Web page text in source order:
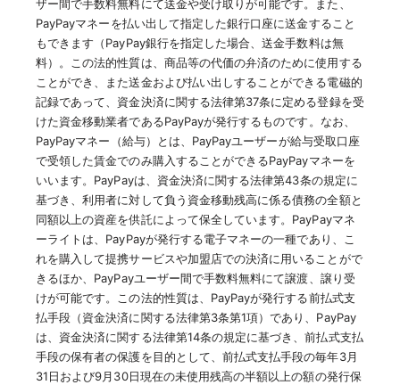
ザー間で手数料無料にて送金や受け取りが可能です。また、
PayPayマネーを払い出して指定した銀行口座に送金すること
もできます（PayPay銀行を指定した場合、送金手数料は無
料）。この法的性質は、商品等の代価の弁済のために使用する
ことができ、また送金および払い出しすることができる電磁的
記録であって、資金決済に関する法律第37条に定める登録を受
けた資金移動業者であるPayPayが発行するものです。なお、
PayPayマネー（給与）とは、PayPayユーザーが給与受取口座
で受領した賃金でのみ購入することができるPayPayマネーを
いいます。PayPayは、資金決済に関する法律第43条の規定に
基づき、利用者に対して負う資金移動残高に係る債務の全額と
同額以上の資産を供託によって保全しています。PayPayマネ
ーライトは、PayPayが発行する電子マネーの一種であり、こ
れを購入して提携サービスや加盟店での決済に用いることがで
きるほか、PayPayユーザー間で手数料無料にて譲渡、譲り受
けが可能です。この法的性質は、PayPayが発行する前払式支
払手段（資金決済に関する法律第3条第1項）であり、PayPay
は、資金決済に関する法律第14条の規定に基づき、前払式支払
手段の保有者の保護を目的として、前払式支払手段の毎年3月
31日および9月30日現在の未使用残高の半額以上の額の発行保